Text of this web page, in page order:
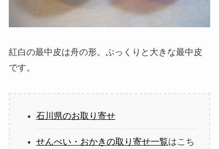
紅白の最中皮は舟の形。ぷっくりと大きな最中皮
です。
石川県のお取り寄せ
せんべい・おかきの取り寄せ一覧はこち